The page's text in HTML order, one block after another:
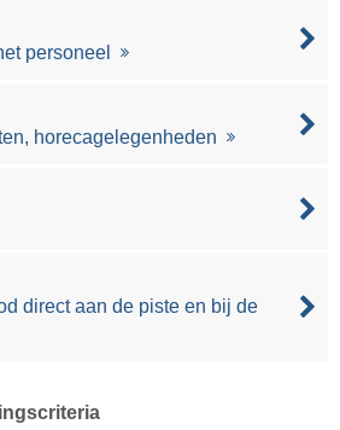
personeel
horecagelegenheden
direct aan de piste en bij de